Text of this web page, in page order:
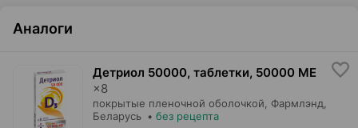
Аналоги
Детриол 50000, таблетки, 50000 МЕ
×8
покрытые пленочной оболочкой, Фармлэнд
Беларусь • без рецепта